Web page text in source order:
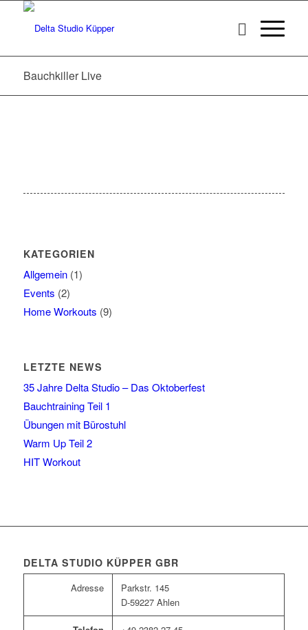
Bauchkiller Live
KATEGORIEN
Allgemein(1)
Events (2)
Home Workouts (9)
LETZTE NEWS
35 Jahre Delta Studio – Das Oktoberfest
Bauchtraining Teil 1
Übungen mit Bürostuhl
Warm Up Teil 2
HIT Workout
DELTA STUDIO KÜPPER GBR
Adresse
Parkstr. 145
D-59227 Ahlen